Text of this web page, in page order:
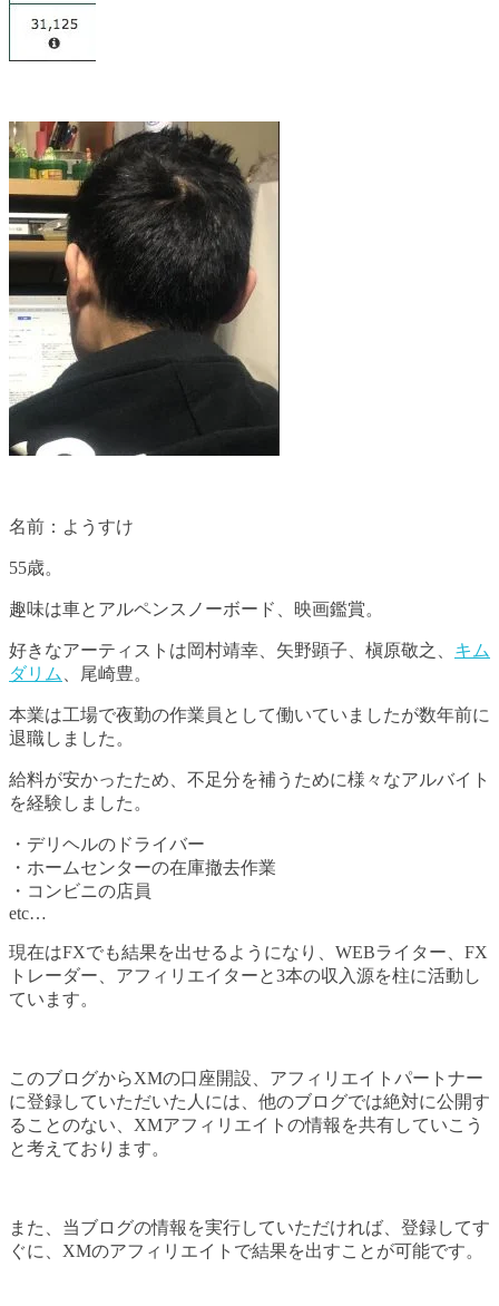
名前：ようすけ
55歳。
趣味は車とアルペンスノーボード、映画鑑賞。
好きなアーティストは岡村靖幸、矢野顕子、槇原敬之、 キム
ダリム
、尾崎豊。
本業は工場で夜勤の作業員として働いていましたが数年前に
退職しました。
給料が安かったため、不足分を補うために様々なアルバイト
を経験しました。
・デリヘルのドライバー
・ホームセンターの在庫撤去作業
・コンビニの店員
etc…
現在はFXでも結果を出せるようになり、WEBライター、FX
トレーダー、アフィリエイターと3本の収入源を柱に活動し
ています。
このブログからXMの口座開設、アフィリエイトパートナー
に登録していただいた人には、他のブログでは絶対に公開す
ることのない、XMアフィリエイトの情報を共有していこう
と考えております。
また、当ブログの情報を実行していただければ、登録してす
ぐに、XMのアフィリエイトで結果を出すことが可能です。